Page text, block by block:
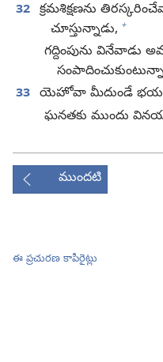
32 క్రమశిక్షణను
చూస్తున్నాడు, +
గద్దింపును వినేవాడు
33 యెహోవా మీదుండే భయం
ఘనతకు ముందు
ముందటి
ఈ ప్రచురణ కాపీరైట్లు